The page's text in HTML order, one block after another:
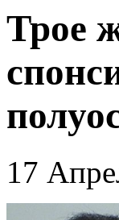
Трое
17